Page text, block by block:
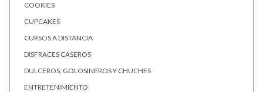
COOKIES
CUPCAKES
CURSOS A DISTANCIA
DISFRACES CASEROS
DULCEROS, GOLOSINEROS Y CHUCHES
ENTRETENIMIENTO